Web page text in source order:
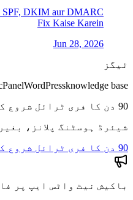
SPF, DKIM aur DMARC
Fix Kaise Karein
Jun 28, 2026
ٹیگز
WordPressknowledge base
90 دن کا فری ٹرائل شروع کریں
شیئرڈ ہوسٹنگ پلانز،
90 دن کا فری ٹرائل شروع کریں
باکیش نیٹ واٹس ایپ پر